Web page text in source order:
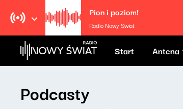
Pion i poziom!
Radio Nowy Świat
Start Antena
Podcasty